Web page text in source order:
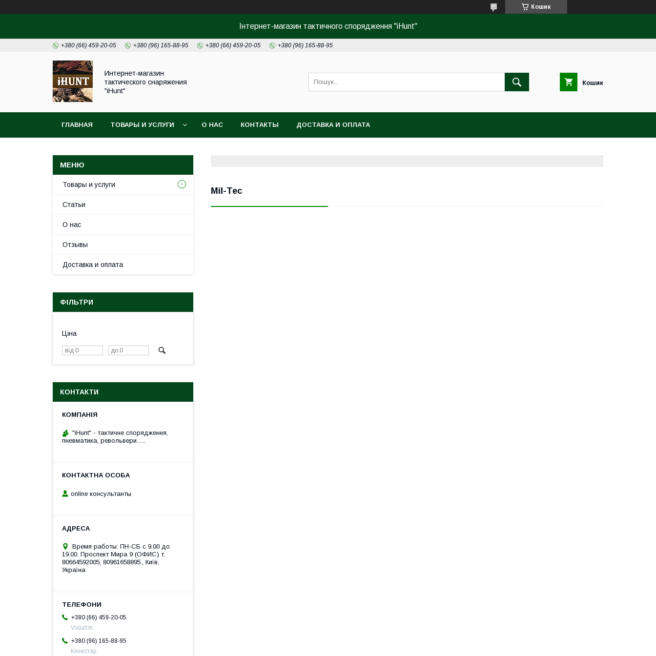
Кошик
Інтернет-магазин тактичного спорядження "iHunt"
+380 (66) 459-20-05 +380 (96) 165-88-95 +380 (66) 459-20-05 +380 (96) 165-88-95
Интернет-магазин
тактического снаряжения
"iHunt"
Кошик
ГЛАВНАЯ ТОВАРЫ И УСЛУГИ О НАС КОНТАКТЫ ДОСТАВКА И ОПЛАТА
Mil-Tec
Товары и услуги
Статьи
О нас
Отзывы
Доставка и оплата
ФІЛЬТРИ
Ціна
КОНТАКТИ
"iHunt" - тактичне спорядження,
пневматика, револьвери......
online консультанты
Время работы: ПН-СБ с 9.00 до
19.00. Проспект Мира 9 (ОФИС) т.
80664592005, 80961658895., Київ,
Україна
+380 (66) 459-20-05
Vodafon
+380 (96) 165-88-95
Киевстар